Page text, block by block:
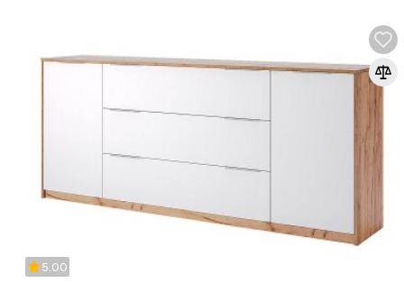
Funkčnost. Moderní nábytek často nabízí inovativní řešení a
Trendy materiály. Využití kvalitních materiálů jako je sklo, kov nebo
Pokud hledáte způsob, jak oživit svůj domov, moderní styl
Doporučujeme kombinovat moderní nábytek s
doplňky, což podtrhne jeho jedinečnost a vytvoří
Nezapomeňte také na doplňky, jako jsou minimalistické
které dokonale doplní celkový dojem. Vybírejte s
moderního designu ve vašem domově!
5.00